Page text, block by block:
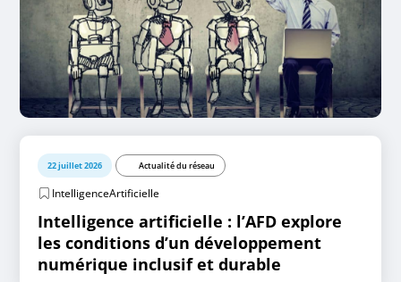
22 juillet 2026 Actualité du réseau
IntelligenceArtificielle
Intelligence artificielle : l’AFD explore
les conditions d’un développement
numérique inclusif et durable